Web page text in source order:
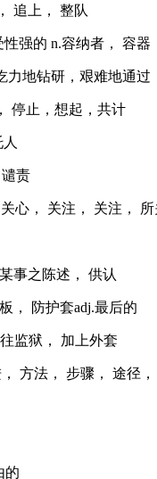
追上， 整队
强的 n.容纳者， 容器
力地钻研，艰难地通过
停止，想起，共计
责
心， 关注， 关注， 所
事之陈述， 供认
， 防护套adj.最后的
监狱， 加上外套
方法， 步骤， 途径，
的